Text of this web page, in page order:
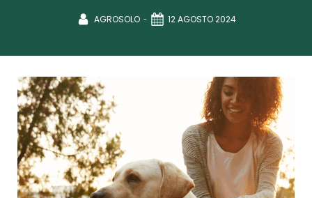
AGROSOLO - 12 AGOSTO 2024